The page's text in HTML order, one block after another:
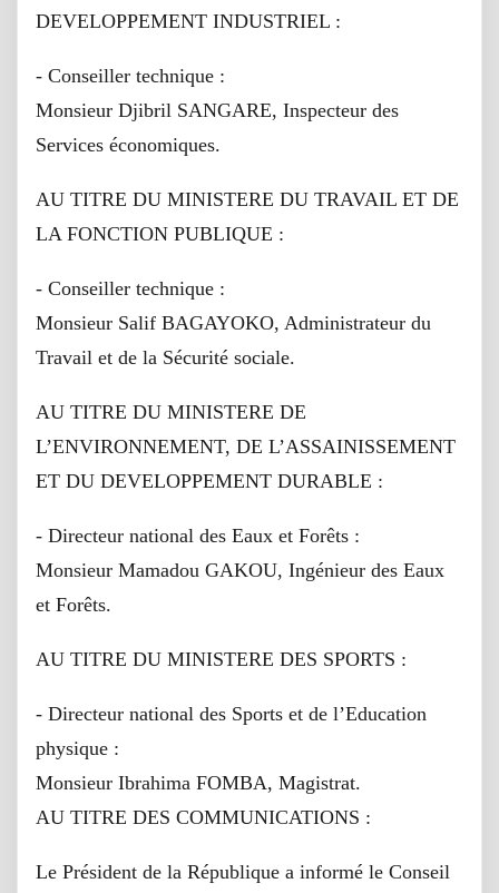
DEVELOPPEMENT INDUSTRIEL :
- Conseiller technique :
Monsieur Djibril SANGARE, Inspecteur des
Services économiques.
AU TITRE DU MINISTERE DU TRAVAIL ET DE
LA FONCTION PUBLIQUE :
- Conseiller technique :
Monsieur Salif BAGAYOKO, Administrateur du
Travail et de la Sécurité sociale.
AU TITRE DU MINISTERE DE
L’ENVIRONNEMENT, DE L’ASSAINISSEMENT
ET DU DEVELOPPEMENT DURABLE :
- Directeur national des Eaux et Forêts :
Monsieur Mamadou GAKOU, Ingénieur des Eaux
et Forêts.
AU TITRE DU MINISTERE DES SPORTS :
- Directeur national des Sports et de l’Education
physique :
Monsieur Ibrahima FOMBA, Magistrat.
AU TITRE DES COMMUNICATIONS :
Le Président de la République a informé le Conseil